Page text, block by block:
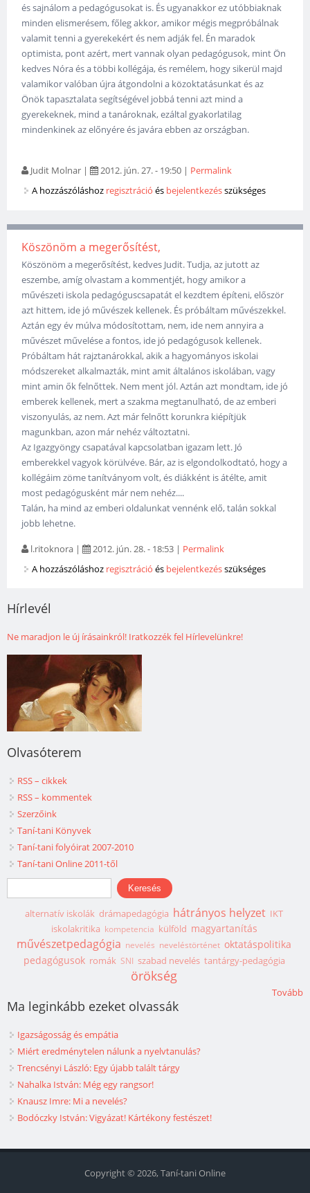
és sajnálom a pedagógusokat is. És ugyanakkor ez utóbbiaknak
minden elismerésem, főleg akkor, amikor mégis megpróbálnak
valamit tenni a gyerekekért és nem adják fel. Én maradok
optimista, pont azért, mert vannak olyan pedagógusok, mint Ön
kedves Nóra és a többi kollégája, és remélem, hogy sikerül majd
valamikor valóban újra átgondolni a közoktatásunkat és az
Önök tapasztalata segítségével jobbá tenni azt mind a
gyerekeknek, mind a tanároknak, ezáltal gyakorlatilag
mindenkinek az előnyére és javára ebben az országban.
Judit Molnar | 2012. jún. 27. - 19:50 | Permalink
A hozzászóláshoz regisztráció és bejelentkezésszükséges
Köszönöm a megerősítést,
Köszönöm a megerősítést, kedves Judit. Tudja, az jutott az
eszembe, amíg olvastam a kommentjét, hogy amikor a
művészeti iskola pedagóguscsapatát el kezdtem építeni, először
azt hittem, ide jó művészek kellenek. És próbáltam művészekkel.
Aztán egy év múlva módosítottam, nem, ide nem annyira a
művészet művelése a fontos, ide jó pedagógusok kellenek.
Próbáltam hát rajztanárokkal, akik a hagyományos iskolai
módszereket alkalmazták, mint amit általános iskolában, vagy
mint amin ők felnőttek. Nem ment jól. Aztán azt mondtam, ide jó
emberek kellenek, mert a szakma megtanulható, de az emberi
viszonyulás, az nem. Azt már felnőtt korunkra kiépítjük
magunkban, azon már nehéz változtatni.
Az Igazgyöngy csapatával kapcsolatban igazam lett. Jó
emberekkel vagyok körülvéve. Bár, az is elgondolkodtató, hogy a
kollégáim zöme tanítványom volt, és diákként is átélte, amit
most pedagógusként már nem nehéz....
Talán, ha mind az emberi oldalunkat vennénk elő, talán sokkal
jobb lehetne.
l.ritoknora | 2012. jún. 28. - 18:53 | Permalink
A hozzászóláshoz regisztráció és bejelentkezésszükséges
Hírlevél
Ne maradjon le új írásainkról! Iratkozzék fel Hírlevelünkre!
Olvasóterem
RSS – cikkek
RSS – kommentek
Szerzőink
Taní-tani Könyvek
Taní-tani folyóirat 2007-2010
Taní-tani Online 2011-től
Keresés űrlap
Keresés
alternatív iskolák drámapedagógia hátrányos helyzet IKT
iskolakritika kompetencia külföld magyartanítás
művészetpedagógia nevelés neveléstörténet oktatáspolitika
pedagógusok romák SNI szabad nevelés tantárgy-pedagógia
örökség
Tovább
Ma leginkább ezeket olvassák
Igazságosság és empátia
Miért eredménytelen nálunk a nyelvtanulás?
Trencsényi László: Egy újabb talált tárgy
Nahalka István: Még egy rangsor!
Knausz Imre: Mi a nevelés?
Bodóczky István: Vigyázat! Kártékony festészet!
Copyright © 2026, Taní-tani Online